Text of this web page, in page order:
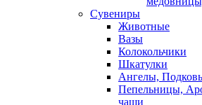
Сувениры
Животные
Вазы
Колокольчики
Шкатулки
Ангелы,
Пепельницы,
чаши